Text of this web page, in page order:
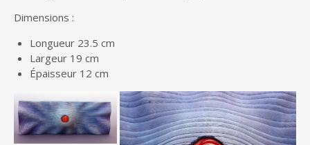
Dimensions :
Longueur 23.5 cm
Largeur 19 cm
Épaisseur 12 cm